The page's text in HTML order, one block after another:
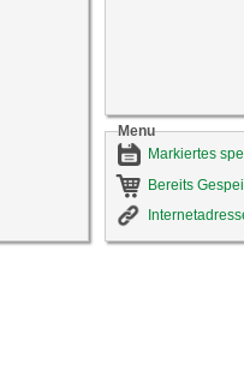
Menu
Markiertes
Bereits